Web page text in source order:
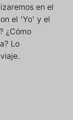
en el
el 'Yo' y el
¿Cómo
Lo